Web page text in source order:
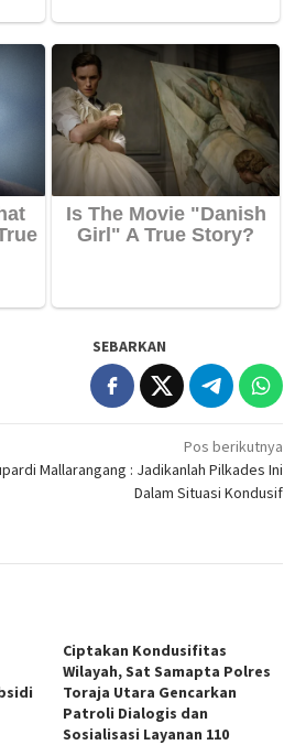
SEBARKAN
Pos berikutnya
Mallarangang : Jadikanlah Pilkades Ini
Dalam Situasi Kondusif
Ciptakan Kondusifitas
Wilayah, Sat Samapta Polres
Toraja Utara Gencarkan
Patroli Dialogis dan
Sosialisasi Layanan 110